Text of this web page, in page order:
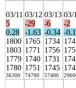
03/11
5
0.28
1800
1803
1779
1780
36300
03/12
-29
-1.63
1765
1771
1740
1751
74700
03/13
-6
-0.34
1734
1756
1731
1745
57400
03/
-2
-